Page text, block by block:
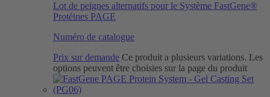
Lot de peignes alternatifs pour le Système FastGene®
Protéines PAGE
Numéro de catalogue
Prix sur demande Ce produit a plusieurs variations. Les
options peuvent être choisies sur la page du produit